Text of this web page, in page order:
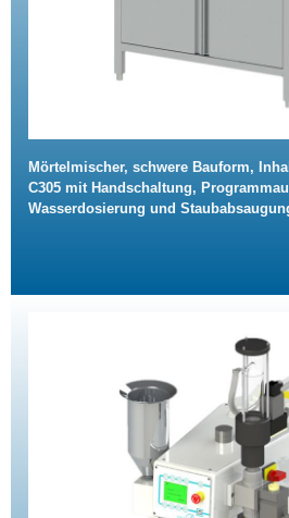
Mörtelmischer, schwere Bauform,
C305 mit Handschaltung,
Wasserdosierung und